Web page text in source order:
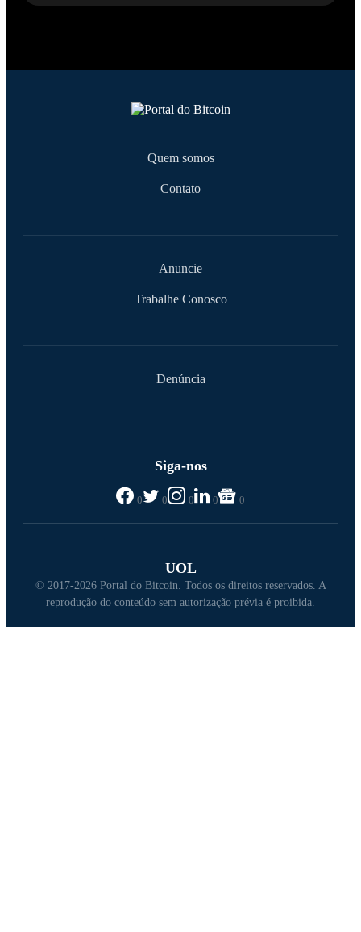
Quem somos
Contato
Anuncie
Trabalhe Conosco
Denúncia
Siga-nos
0 0 0 0 0
UOL
© 2017-2026 Portal do Bitcoin. Todos os direitos reservados. A
reprodução do conteúdo sem autorização prévia é proibida.